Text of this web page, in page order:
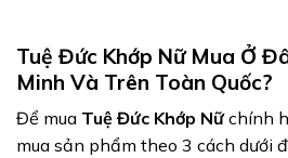
Tuệ Đức Khớp Nữ Mua Ở
Minh Và Trên Toàn Quốc?
Để mua Tuệ Đức Khớp Nữchính
mua sản phẩm theo 3 cách dưới